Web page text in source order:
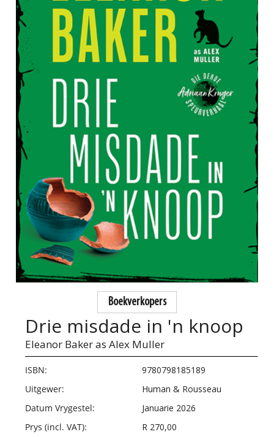
Boekverkopers
Drie misdade in 'n knoop
Eleanor Baker as Alex Muller
ISBN:
9780798185189
Uitgewer:
Human & Rousseau
Datum Vrygestel:
Januarie 2026
Prys (incl. VAT):
R 270,00